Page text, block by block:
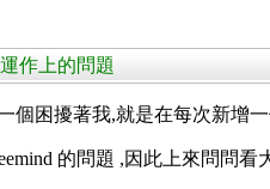
運作上的問題
個困擾著我,就是在每次新增
的問題 ,因此上來問問看